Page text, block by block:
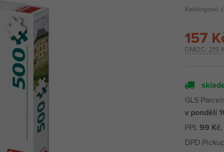
Katalogové
DMOC: 219
157
GLS
v pondělí
PPL99 Kč
DPD